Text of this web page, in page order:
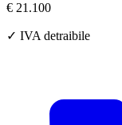
€ 21.100
✓ IVA detraibile